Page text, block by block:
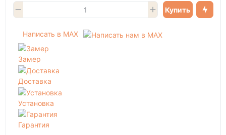
Купить
Написать в MAX
Замер
Доставка
Установка
Гарантия